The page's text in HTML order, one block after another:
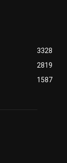
3328
2819
1587